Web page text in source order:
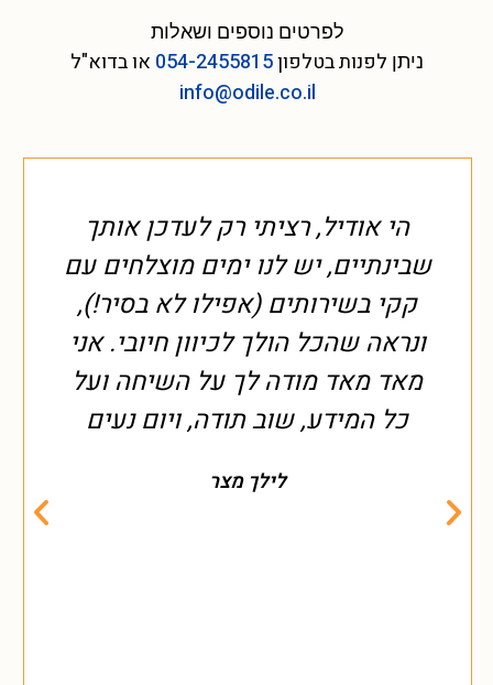
לפרטים נוספים ושאלות
ניתן לפנות בטלפון054-2455815 או בדוא"ל
info@odile.co.il
הי אודיל, רציתי רק לעדכן אותך
שבינתיים, יש לנו ימים מוצלחים עם
קקי בשירותים (אפילו לא בסיר!),
ונראה שהכל הולך לכיוון חיובי. אני
מאד מאד מודה לך על השיחה ועל
כל המידע, שוב תודה, ויום נעים
לילך מצר